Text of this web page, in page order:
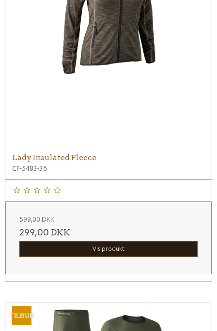
Lady Insulated Fleece
CF-5483-36
599,00 DKK
299,00 DKK
Vis produkt
TILBUD